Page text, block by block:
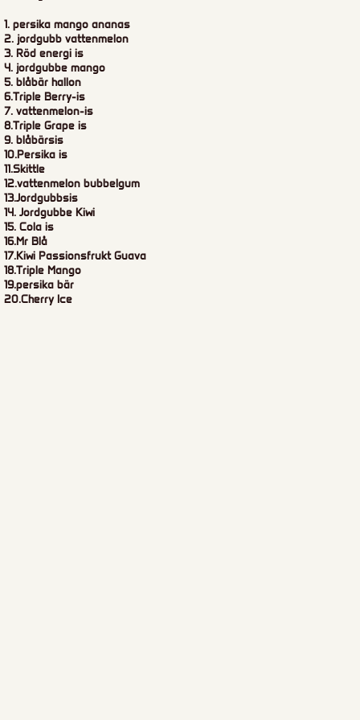
1. persika mango ananas
2. jordgubb vattenmelon
3. Röd energi is
4. jordgubbe mango
5. blåbär hallon
6.Triple Berry-is
7. vattenmelon-is
8.Triple Grape is
9. blåbärsis
10.Persika is
11.Skittle
12.vattenmelon bubbelgum
13.Jordgubbsis
14. Jordgubbe Kiwi
15. Cola is
16.Mr Blå
17.Kiwi Passionsfrukt Guava
18.Triple Mango
19.persika bär
20.Cherry Ice